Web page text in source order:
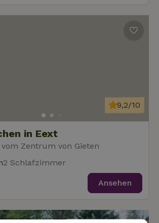
in Eext
Zentrum von Gieten
9,2/10
2 Schlafzimmer
Ansehen